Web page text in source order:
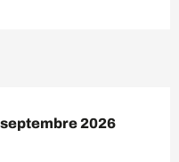
2026
2026